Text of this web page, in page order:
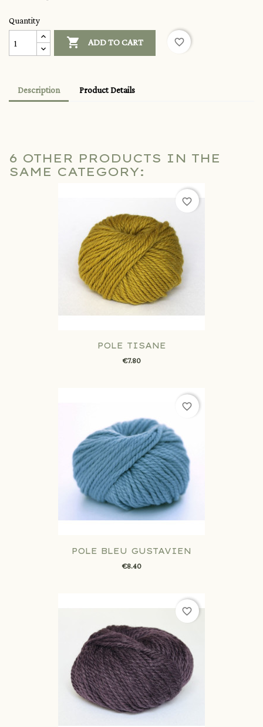
Quantity
 ADD TO CART favorite_border
Description Product Details
6 OTHER PRODUCTS IN THE
SAME CATEGORY:
POLE TISANE
€7.80
favorite_border
POLE BLEU GUSTAVIEN
€8.40
favorite_border
favorite_border